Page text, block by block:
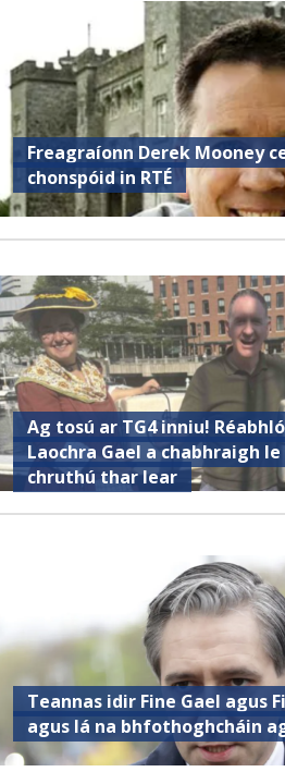
Freagraíonn Derek Mooney
chonspóid in RTÉ
Ag tosú ar TG4 inniu!
Laochra Gael a chabhraigh
chruthú thar lear
Teannas idir Fine Gael agus
agus lá na bhfothoghcháin